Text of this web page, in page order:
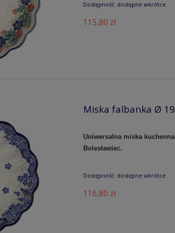
Dostępność: dostępne wkrótce
115,80 zł
Miska falbanka Ø
Uniwersalna miska
Bolesławiec.
Dostępność: dostępne wkrótce
116,80 zł